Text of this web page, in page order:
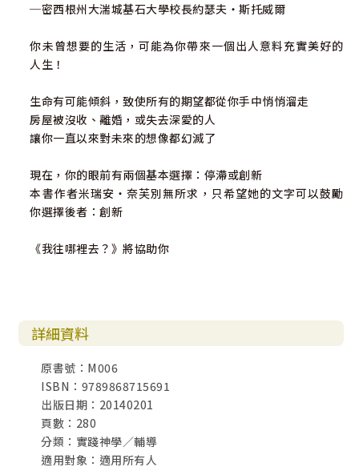
─密西根州大湍城基石大學校長約瑟夫‧斯托威爾
你未曾想要的生活，可能為你帶來一個出人意料充實美好的
人生！
生命有可能傾斜，致使所有的期望都從你手中悄悄溜走
房屋被沒收、離婚，或失去深愛的人
讓你一直以來對未來的想像都幻滅了
現在，你的眼前有兩個基本選擇：停滯或創新
本書作者米瑞安‧奈芙別無所求，只希望她的文字可以鼓勵
你選擇後者：創新
《我往哪裡去？》將協助你
詳細資料
原書號：M006
ISBN：9789868715691
出版日期：20140201
頁數：280
分類：實踐神學／輔導
適用對象：適用所有人